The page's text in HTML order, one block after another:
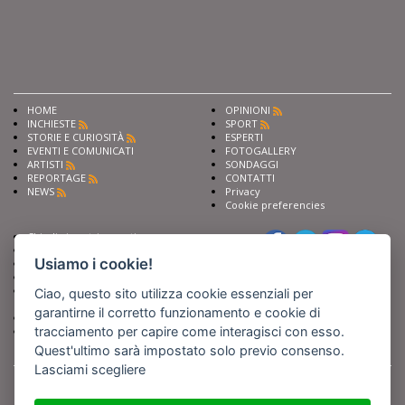
HOME
INCHIESTE
STORIE E CURIOSITÀ
EVENTI E COMUNICATI
ARTISTI
REPORTAGE
NEWS
OPINIONI
SPORT
ESPERTI
FOTOGALLERY
SONDAGGI
CONTATTI
Privacy
Cookie preferencies
Chiedi ai nostri esperti
Fai pubblicità con noi
Iscriviti al nostro corso di
giornalismo
Compra i nostri libri
Entra in Barinedita Map
Copyright BARIREPORT s.a.s. All rights reserved - Tutte le fotografie recanti il
Usiamo i cookie!
Ciao, questo sito utilizza cookie essenziali per
garantirne il corretto funzionamento e cookie di
tracciamento per capire come interagisci con esso.
Quest'ultimo sarà impostato solo previo consenso.
Lasciami scegliere